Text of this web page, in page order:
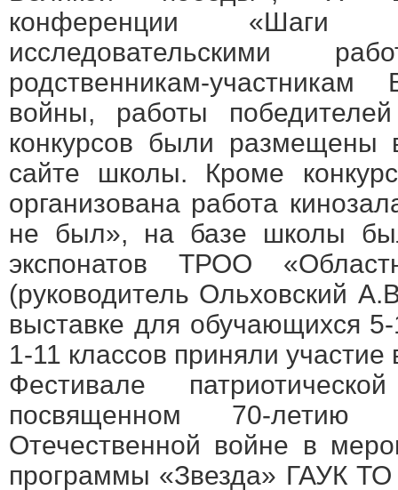
конференции
исследовательскими
родственникам-
войны, работы
конкурсов были размещены
сайте школы. Кроме
организована работа
не был», на базе школы
экспонатов ТРОО
(руководитель Ольховский
выставке для обучающихся
1-11 классов приняли участие
Фестивале
посвященном 70-
Отечественной войне в
программы «Звезда» ГАУК